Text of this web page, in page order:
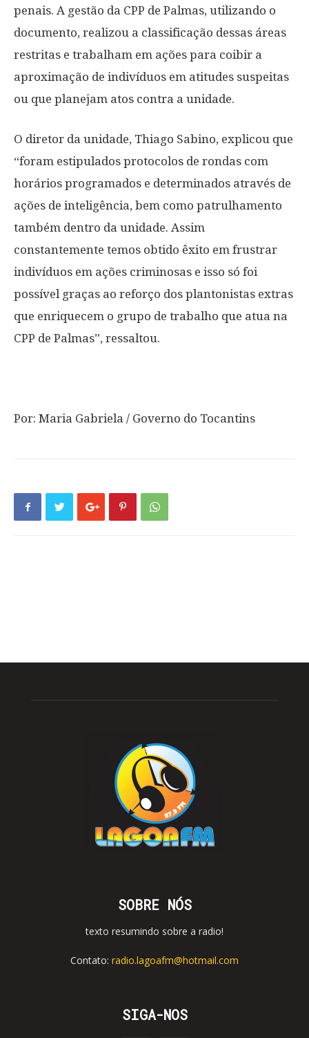
penais. A gestão da CPP de Palmas, utilizando o
documento, realizou a classificação dessas áreas
restritas e trabalham em ações para coibir a
aproximação de indivíduos em atitudes suspeitas
ou que planejam atos contra a unidade.
O diretor da unidade, Thiago Sabino, explicou que
“foram estipulados protocolos de rondas com
horários programados e determinados através de
ações de inteligência, bem como patrulhamento
também dentro da unidade. Assim
constantemente temos obtido êxito em frustrar
indivíduos em ações criminosas e isso só foi
possível graças ao reforço dos plantonistas extras
que enriquecem o grupo de trabalho que atua na
CPP de Palmas”, ressaltou.
Por: Maria Gabriela / Governo do Tocantins
SOBRE NÓS
texto resumindo sobre a radio!
Contato: radio.lagoafm@hotmail.com
SIGA-NOS